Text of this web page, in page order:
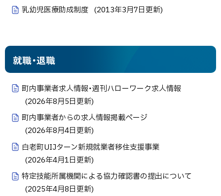
乳幼児医療助成制度 (2013年3月7日更新)
就職・退職
町内事業者求人情報・週刊ハローワーク求人情報
(2026年8月5日更新)
町内事業者からの求人情報掲載ページ
(2026年8月4日更新)
白老町UIJターン新規就業者移住支援事業
(2026年4月1日更新)
特定技能所属機関による協力確認書の提出について
(2025年4月8日更新)